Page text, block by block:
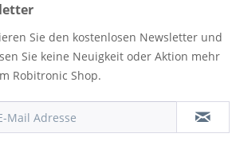
Sie den kostenlosen Newsletter und
Sie keine Neuigkeit oder Aktion mehr
Robitronic Shop.